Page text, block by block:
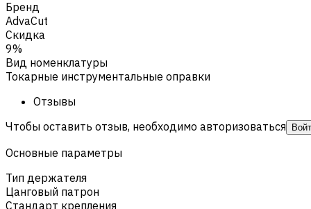
Бренд
AdvaCut
Скидка
9%
Вид номенклатуры
Токарные инструментальные оправки
Отзывы
Чтобы оставить отзыв, необходимо авторизоваться
Основные параметры
Тип держателя
Цанговый патрон
Стандарт крепления